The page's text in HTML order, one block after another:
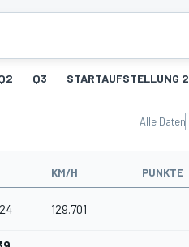
Q3 STARTAUFSTELLUNG 2
Alle Daten
KM/H PUNKTE
129.701